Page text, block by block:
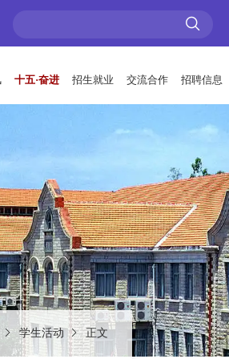
十五·奋进 招生就业 交流合作 招聘信息
学生活动 正文